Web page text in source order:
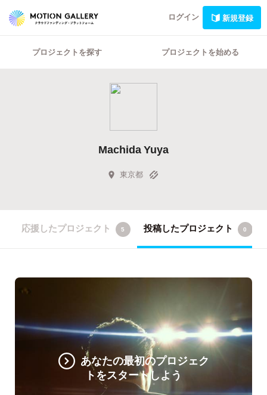
ログイン 新規登録
プロジェクトを探す プロジェクトを始める
Machida Yuya
東京都
応援したプロジェクト 5 投稿したプロジェクト 0
あなたの最初のプロジェク
トをスタートしよう